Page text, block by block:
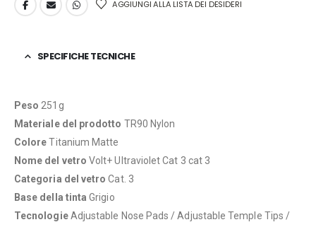
AGGIUNGI ALLA LISTA DEI DESIDERI
SPECIFICHE TECNICHE
Peso 251g
Materiale del prodotto TR90 Nylon
ColoreTitanium Matte
Nome del vetro Volt+ Ultraviolet Cat 3 cat 3
Categoria del vetro Cat. 3
Base della tinta Grigio
TecnologieAdjustable Nose Pads / Adjustable Temple Tips /